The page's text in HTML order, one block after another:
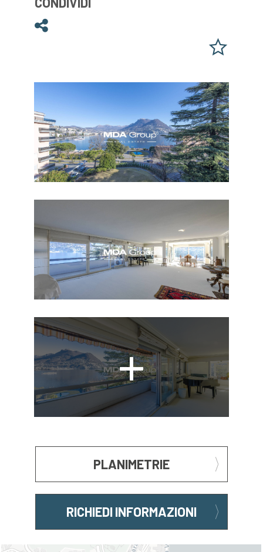
Condividi
PLANIMETRIE
RICHIEDI INFORMAZIONI